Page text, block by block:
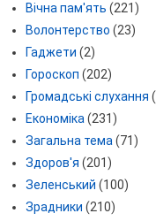
Вічна пам'ять (221)
Волонтерство (23)
Гаджети (2)
Гороскоп (202)
Громадські слухання
Економіка (231)
Загальна тема (71)
Здоров'я (201)
Зеленський (100)
Зрадники (210)